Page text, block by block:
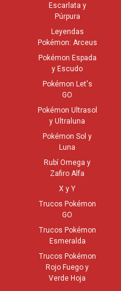
Escarlata y
Púrpura
Leyendas
Pokémon: Arceus
Pokémon Espada
y Escudo
Pokémon Let's
GO
Pokémon Ultrasol
y Ultraluna
Pokémon Sol y
Luna
Rubí Omega y
Zafiro Alfa
X y Y
Trucos Pokémon
GO
Trucos Pokémon
Esmeralda
Trucos Pokémon
Rojo Fuego y
Verde Hoja